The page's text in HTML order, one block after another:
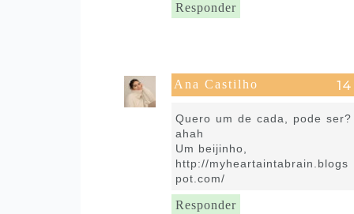
Responder
Ana Castilho
Quero um de cada, pode ser?
ahah
Um beijinho,
http://myheartaintabrain.blogs
pot.com/
Responder